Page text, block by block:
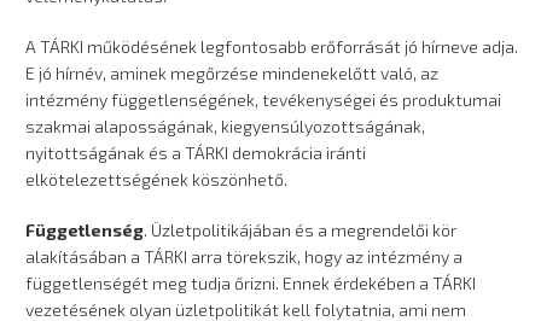
A TÁRKI működésének legfontosabb erőforrását jó hírneve adja.
E jó hírnév, aminek megőrzése mindenekelőtt való, az
intézmény függetlenségének, tevékenységei és produktumai
szakmai alaposságának, kiegyensúlyozottságának,
nyitottságának és a TÁRKI demokrácia iránti
elkötelezettségének köszönhető.
Függetlenség. Üzletpolitikájában és a megrendelői kör
alakításában a TÁRKI arra törekszik, hogy az intézmény a
függetlenségét meg tudja őrizni. Ennek érdekében a TÁRKI
vezetésének olyan üzletpolitikát kell folytatnia, ami nem